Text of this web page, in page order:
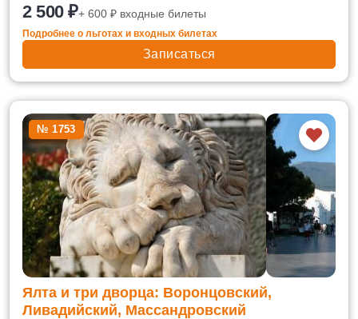
2 500 ₽+ 600 ₽ входные билеты
Подробнее о льготах и входных билетах
Записаться
№ 1753
Ялта и три дворца: Воронцовский,
Ливадийский, Массандровский